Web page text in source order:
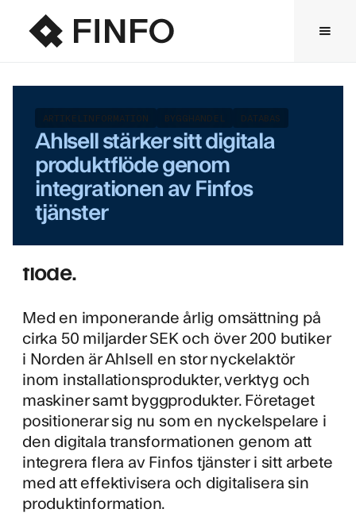
ARTIKELINFORMATION BYGGHANDEL DATABAS
Ahlsell stärker sitt digitala
produktflöde genom
integrationen av Finfos
tjänster
Ahlsell tar nu ett avgörande
digitala produktflöde genom att
ansluta sig till Finfos tjänster
ETIM och MediaCentral samt
Vilmastandarden. Anslutningen
sätter fokus på att effektivisera
hanteringen av bygg- och
installationssektorns digitala
flöde.
Med en imponerande årlig omsättning på
cirka 50 miljarder SEK och över 200 butiker
i Norden är Ahlsell en stor nyckelaktör
inom installationsprodukter, verktyg och
maskiner samt byggprodukter. Företaget
positionerar sig nu som en nyckelspelare i
den digitala transformationen genom att
integrera flera av Finfos tjänster i sitt arbete
med att effektivisera och digitalisera sin
produktinformation.